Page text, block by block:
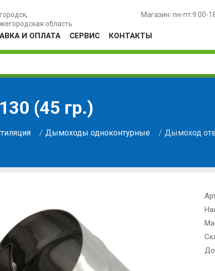
область
Магазин: пн-пт.9:00-
И ОПЛАТА СЕРВИС КОНТАКТЫ
(45 гр.)
Дымоходы одноконтурные Дымоход